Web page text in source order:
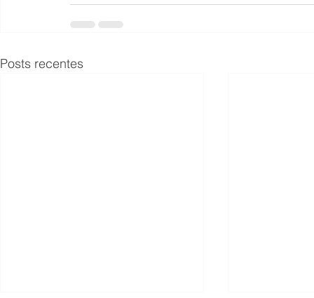
Posts recentes